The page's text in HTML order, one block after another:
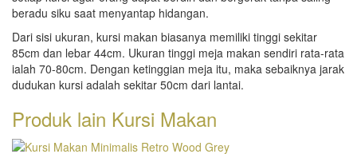
beradu siku saat menyantap hidangan.
Dari sisi ukuran, kursi makan biasanya memiliki tinggi sekitar
85cm dan lebar 44cm. Ukuran tinggi meja makan sendiri rata-rata
ialah 70-80cm. Dengan ketinggian meja itu, maka sebaiknya jarak
dudukan kursi adalah sekitar 50cm dari lantai.
Produk lain Kursi Makan